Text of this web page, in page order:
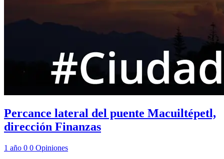
Percance lateral del puente Macuiltépetl,
dirección Finanzas
1 año 0 0 Opiniones